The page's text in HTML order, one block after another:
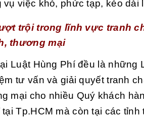
vụ việc khó, phức tạp, kéo dài
trội trong lĩnh vực tranh
thương mại
Luật Hùng Phí đều là những
tư vấn và giải quyết tranh
mại cho nhiều Quý khách
Tp.HCM mà còn tại các tỉnh